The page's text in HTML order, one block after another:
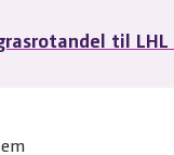
til LHL